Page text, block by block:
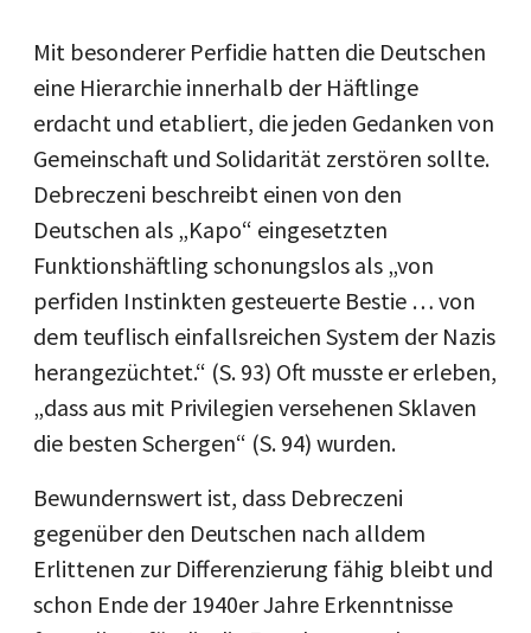
Mit besonderer Perfidie hatten die Deutschen
eine Hierarchie innerhalb der Häftlinge
erdacht und etabliert, die jeden Gedanken von
Gemeinschaft und Solidarität zerstören sollte.
Debreczeni beschreibt einen von den
Deutschen als „Kapo“ eingesetzten
Funktionshäftling schonungslos als „von
perfiden Instinkten gesteuerte Bestie … von
dem teuflisch einfallsreichen System der Nazis
herangezüchtet.“ (S. 93) Oft musste er erleben,
„dass aus mit Privilegien versehenen Sklaven
die besten Schergen“ (S. 94) wurden.
Bewundernswert ist, dass Debreczeni
gegenüber den Deutschen nach alldem
Erlittenen zur Differenzierung fähig bleibt und
schon Ende der 1940er Jahre Erkenntnisse